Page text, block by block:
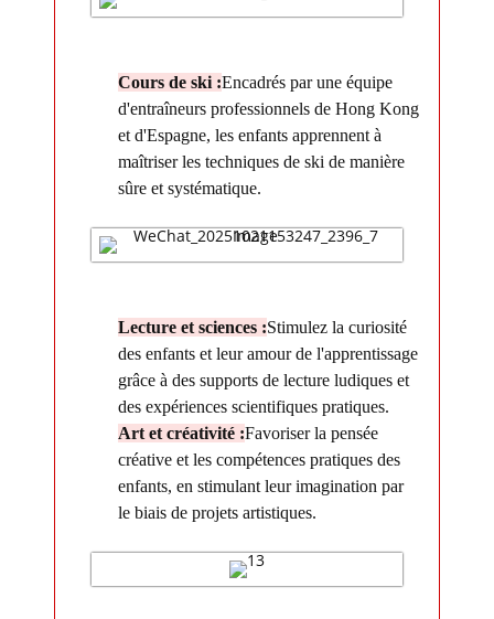
Cours de ski :Encadrés par une équipe
d'entraîneurs professionnels de Hong Kong
et d'Espagne, les enfants apprennent à
maîtriser les techniques de ski de manière
sûre et systématique.
Lecture et sciences :Stimulez la curiosité
des enfants et leur amour de l'apprentissage
grâce à des supports de lecture ludiques et
des expériences scientifiques pratiques.
Art et créativité :Favoriser la pensée
créative et les compétences pratiques des
enfants, en stimulant leur imagination par
le biais de projets artistiques.